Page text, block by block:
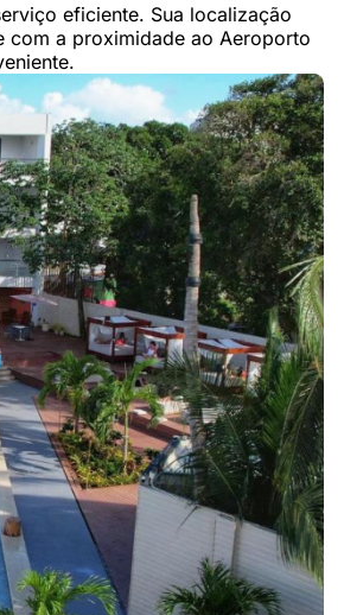
eficiente. Sua localização
com a proximidade ao Aeroporto